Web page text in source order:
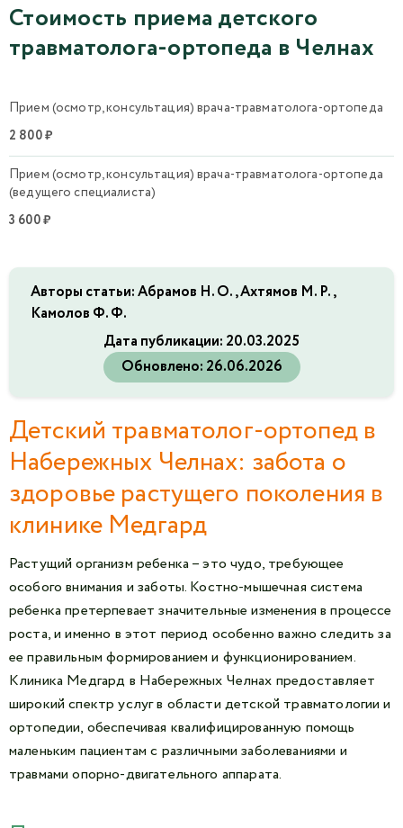
Стоимость приема детского
травматолога-ортопеда в Челнах
Прием (осмотр, консультация) врача-травматолога-ортопеда
2 800 ₽
Прием (осмотр, консультация) врача-травматолога-ортопеда
(ведущего специалиста)
3 600 ₽
Авторы статьи: Абрамов Н. О., Ахтямов М. Р.,
Камолов Ф. Ф.
Дата публикации: 20.03.2025
Обновлено: 26.06.2026
Детский травматолог-ортопед в
Набережных Челнах: забота о
здоровье растущего поколения в
клинике Медгард
Растущий организм ребенка – это чудо, требующее
особого внимания и заботы. Костно-мышечная система
ребенка претерпевает значительные изменения в процессе
роста, и именно в этот период особенно важно следить за
ее правильным формированием и функционированием.
Клиника Медгард в Набережных Челнах предоставляет
широкий спектр услуг в области детской травматологии и
ортопедии, обеспечивая квалифицированную помощь
маленьким пациентам с различными заболеваниями и
травмами опорно-двигательного аппарата.